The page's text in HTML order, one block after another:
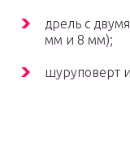
дрель с
мм и 8 мм);
шуруповерт